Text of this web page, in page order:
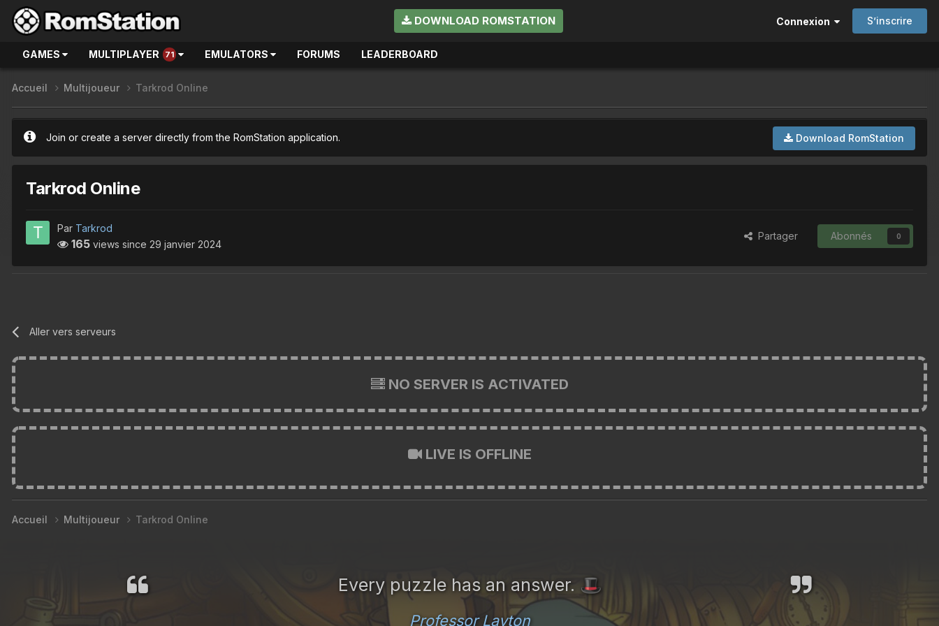
DOWNLOAD ROMSTATION Connexion S’inscrire
GAMES MULTIPLAYER 71 EMULATORS FORUMS LEADERBOARD
Accueil Multijoueur Tarkrod Online
Download RomStation
Join or create a server directly from the RomStation application.
Tarkrod Online
Par Tarkrod
165 views since 29 janvier 2024
Partager Abonnés 0
Aller vers serveurs
NO SERVER IS ACTIVATED
LIVE IS OFFLINE
Accueil Multijoueur Tarkrod Online
Every puzzle has an answer. 🎩
Professor Layton